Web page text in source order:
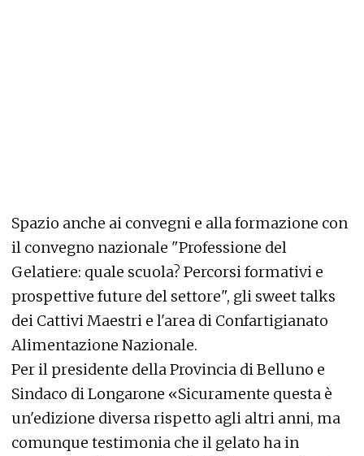
Spazio anche ai convegni e alla formazione con
il convegno nazionale "Professione del
Gelatiere: quale scuola? Percorsi formativi e
prospettive future del settore", gli sweet talks
dei Cattivi Maestri e l'area di Confartigianato
Alimentazione Nazionale.
Per il presidente della Provincia di Belluno e
Sindaco di Longarone «Sicuramente questa è
un'edizione diversa rispetto agli altri anni, ma
comunque testimonia che il gelato ha in